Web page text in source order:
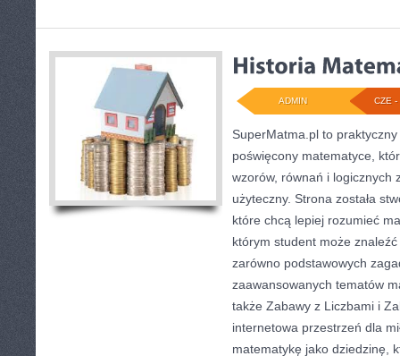
CZE -
ADMIN
SuperMatma.pl to
poświęcony matematyce,
wzorów, równań i logicznych
użyteczny. Strona została
które chcą lepiej rozumieć
którym student może
zarówno podstawowych
zaawansowanych tematów
także Zabawy z Liczbami i
internetowa przestrzeń dla
matematykę jako dziedzinę,